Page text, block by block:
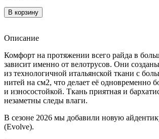
Количество
товара
мужские
Evolve
M
Black
В корзину
Описание
Комфорт на протяжении всего райда в
зависит именно от велотрусов. Они созданы
из технологичной итальянской ткани с
нитей на см2, что делает её одновременно
и износостойкой. Ткань приятная и
незаметны следы влаги.
В сезоне 2026 мы добавили новую
(Evolve).